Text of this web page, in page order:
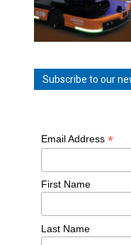
Subscribe to our
Email Address *
First Name
Last Name